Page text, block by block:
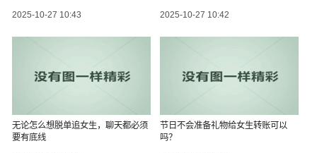
2025-10-27 10:43 2025-10-27 10:42
无论怎么想脱单追女生，聊天都必须
要有底线
节日不会准备礼物给女生转账可以
吗？